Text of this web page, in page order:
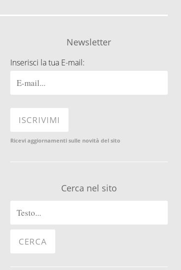
Newsletter
Inserisci la tua E-mail:
Ricevi aggiornamenti sulle novità del sito
Cerca nel sito